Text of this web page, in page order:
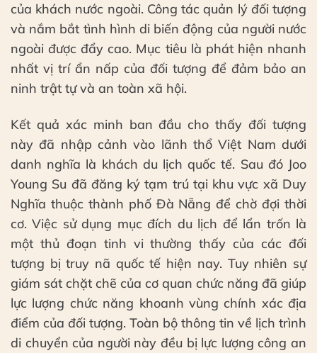
của khách nước ngoài. Công tác quản lý đối tượng
và nắm bắt tình hình di biến động của người nước
ngoài được đẩy cao. Mục tiêu là phát hiện nhanh
nhất vị trí ẩn nấp của đối tượng để đảm bảo an
ninh trật tự và an toàn xã hội.
Kết quả xác minh ban đầu cho thấy đối tượng
này đã nhập cảnh vào lãnh thổ Việt Nam dưới
danh nghĩa là khách du lịch quốc tế. Sau đó Joo
Young Su đã đăng ký tạm trú tại khu vực xã Duy
Nghĩa thuộc thành phố Đà Nẵng để chờ đợi thời
cơ. Việc sử dụng mục đích du lịch để lẩn trốn là
một thủ đoạn tinh vi thường thấy của các đối
tượng bị truy nã quốc tế hiện nay. Tuy nhiên sự
giám sát chặt chẽ của cơ quan chức năng đã giúp
lực lượng chức năng khoanh vùng chính xác địa
điểm của đối tượng. Toàn bộ thông tin về lịch trình
di chuyển của người này đều bị lực lượng công an